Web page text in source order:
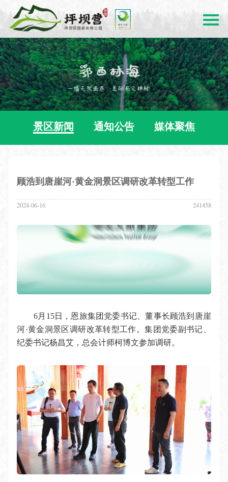
景区新闻 通知公告 媒体聚焦
顾浩到唐崖河·黄金洞景区调研改革转型工作
241458
2024-06-16
6月15日，恩旅集团党委书记、董事长顾浩到唐崖
河·黄金洞景区调研改革转型工作。集团党委副书记、
纪委书记杨昌艾，总会计师柯博文参加调研。